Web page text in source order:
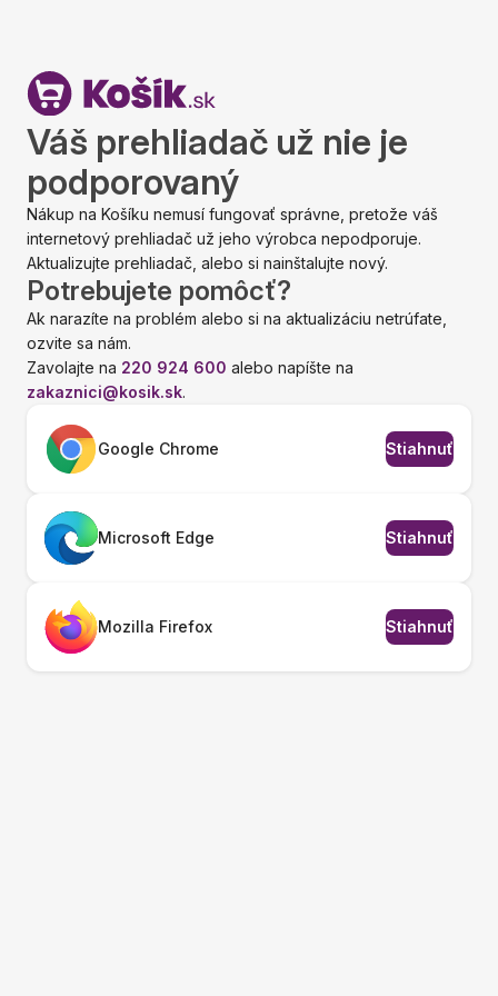
Váš prehliadač už nie je
podporovaný
Nákup na Košíku nemusí fungovať správne, pretože váš
internetový prehliadač už jeho výrobca nepodporuje.
Aktualizujte prehliadač, alebo si nainštalujte nový.
Potrebujete pomôcť?
Ak narazíte na problém alebo si na aktualizáciu netrúfate,
ozvite sa nám.
Zavolajte na 220 924 600 alebo napíšte na
zakaznici@kosik.sk.
Google Chrome Stiahnuť
Microsoft Edge Stiahnuť
Mozilla Firefox Stiahnuť